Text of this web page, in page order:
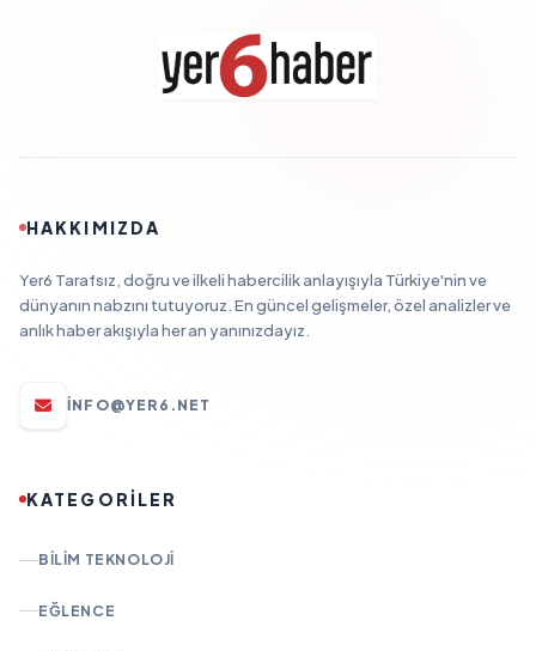
HAKKIMIZDA
Yer6 Tarafsız, doğru ve ilkeli habercilik anlayışıyla Türkiye'nin ve
dünyanın nabzını tutuyoruz. En güncel gelişmeler, özel analizler ve
anlık haber akışıyla her an yanınızdayız.
INFO@YER6.NET
KATEGORİLER
BILIM TEKNOLOJI
EĞLENCE